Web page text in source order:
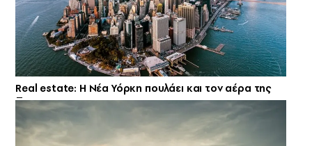
Real estate: H Νέα Υόρκη πουλάει και τον αέρα της